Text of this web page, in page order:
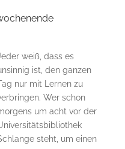
weiß, dass es
ist, den ganzen
nur mit Lernen zu
Wer schon
um acht vor der
steht, um einen